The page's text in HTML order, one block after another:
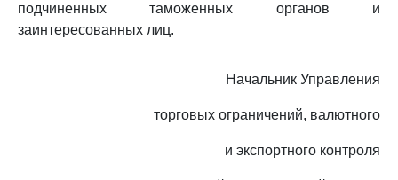
подчиненных таможенных органов и
заинтересованных лиц.
Начальник Управления
торговых ограничений, валютного
и экспортного контроля